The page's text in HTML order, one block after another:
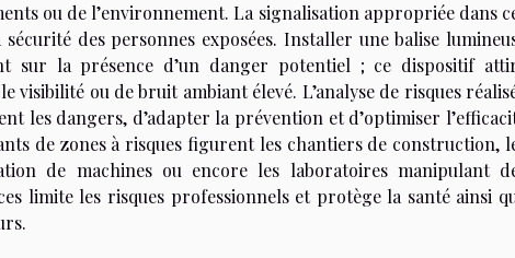
ou de l’environnement. La signalisation appropriée dans
des personnes exposées. Installer une balise
sur la présence d’un danger potentiel ; ce dispositif
visibilité ou de bruit ambiant élevé. L’analyse de risques
les dangers, d’adapter la prévention et d’optimiser
de zones à risques figurent les chantiers de construction,
de machines ou encore les laboratoires manipulant
limite les risques professionnels et protège la santé ainsi